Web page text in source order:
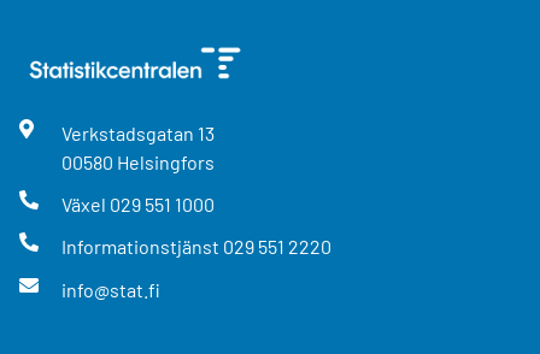
Verkstadsgatan 13
00580 Helsingfors
Växel 029 551 1000
Informationstjänst 029 551 2220
info@stat.fi